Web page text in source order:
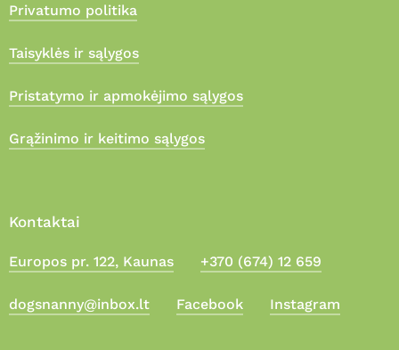
Suma:
Apmokėjimas
Privatumo politika
Taisyklės ir sąlygos
Pristatymo ir apmokėjimo sąlygos
Grąžinimo ir keitimo sąlygos
Kontaktai
Europos pr. 122, Kaunas +370 (674) 12 659
dogsnanny@inbox.lt Facebook Instagram